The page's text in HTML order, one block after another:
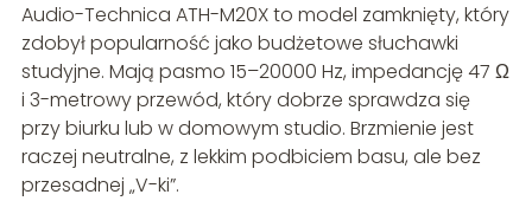
Audio-Technica ATH-M20X to model zamknięty, który
zdobył popularność jako budżetowe słuchawki
studyjne. Mają pasmo 15–20000 Hz, impedancję 47 Ω
i 3-metrowy przewód, który dobrze sprawdza się
przy biurku lub w domowym studio. Brzmienie jest
raczej neutralne, z lekkim podbiciem basu, ale bez
przesadnej „V-ki”.